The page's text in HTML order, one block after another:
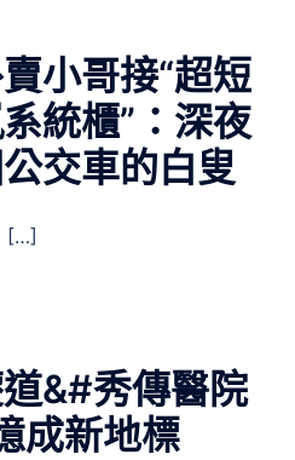
小哥接“超短
統櫃”：深夜
交車的白叟
[…]
&#秀傳醫院
成新地標